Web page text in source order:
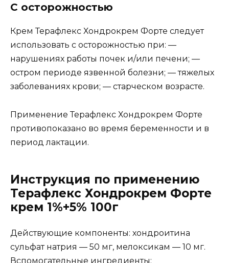
С осторожностью
Крем Терафлекс Хондрокрем Форте следует
использовать с осторожностью при: —
нарушениях работы почек и/или печени; —
остром периоде язвенной болезни; — тяжелых
заболеваниях крови; — старческом возрасте.
Применение Терафлекс Хондрокрем Форте
противопоказано во время беременности и в
период лактации.
Инструкция по применению
Терафлекс Хондрокрем Форте
крем 1%+5% 100г
Действующие компоненты: хондроитина
сульфат натрия — 50 мг, мелоксикам — 10 мг.
Вспомогательные ингредиенты: